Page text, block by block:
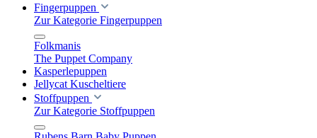
Fingerpuppen
Zur Kategorie Fingerpuppen
Folkmanis
The Puppet Company
Kasperlepuppen
Jellycat Kuscheltiere
Stoffpuppen
Zur Kategorie Stoffpuppen